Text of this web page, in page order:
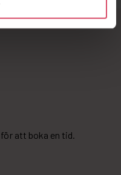
för att boka en tid.